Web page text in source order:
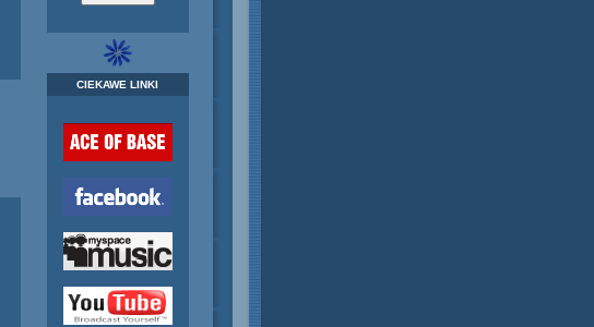
CIEKAWE LINKI